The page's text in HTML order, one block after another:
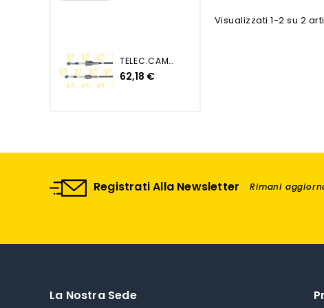
TELEC.CAMBIO PUNTO EVO...
62,18 €
Visualizzati 1-2 su 2
Registrati Alla Newsletter Rimani
La Nostra Sede